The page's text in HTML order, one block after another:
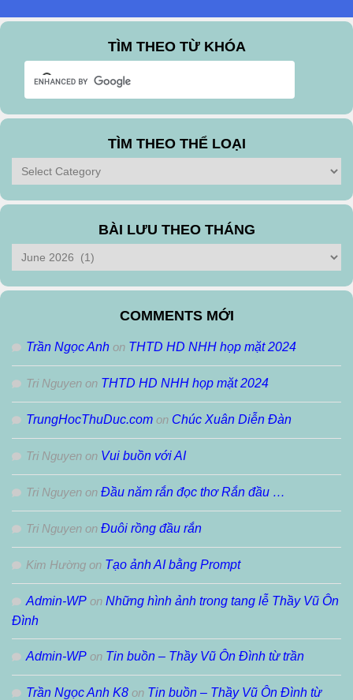
TÌM THEO TỪ KHÓA
TÌM THEO THỂ LOẠI
Tìm
theo
Thể
BÀI LƯU THEO THÁNG
Bài
Lưu
Theo
COMMENTS MỚI
Trần Ngọc Anh on THTD HD NHH họp mặt 2024
Tri Nguyen on THTD HD NHH họp mặt 2024
TrungHocThuDuc.com on Chúc Xuân Diễn Đàn
Tri Nguyen on Vui buồn với AI
Tri Nguyen on Đầu năm rắn đọc thơ Rắn đầu …
Tri Nguyen on Đuôi rồng đầu rắn
Kim Hường on Tạo ảnh AI bằng Prompt
Admin-WP on Những hình ảnh trong tang lễ Thầy Vũ Ôn
Đình
Admin-WP on Tin buồn – Thầy Vũ Ôn Đình từ trần
Trần Ngọc Anh K8 on Tin buồn – Thầy Vũ Ôn Đình từ